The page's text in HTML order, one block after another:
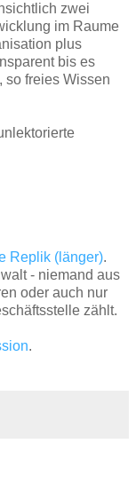
zwei
im Raume
plus
bis es
so freies Wissen
Replik (länger).
- niemand aus
oder auch nur
zählt.
.